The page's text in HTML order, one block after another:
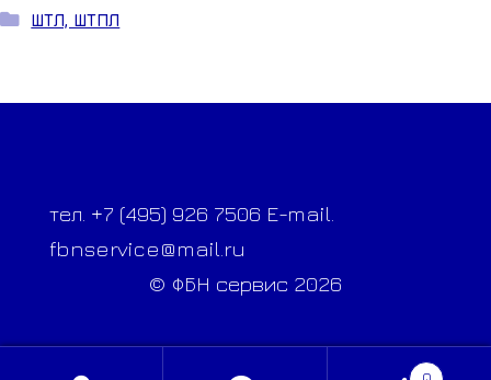
ШТЛ, ШТПЛ
тел. +7 (495) 926 7506 E-mail.
fbnservice@mail.ru
© ФБН сервис 2026